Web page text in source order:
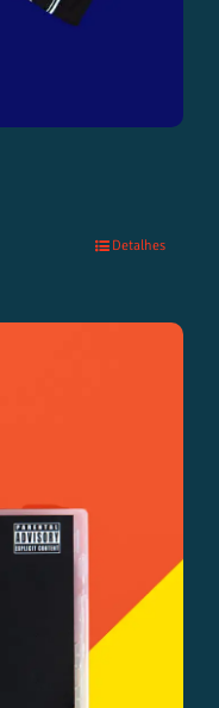
Detalhes